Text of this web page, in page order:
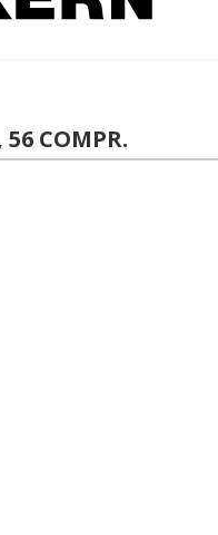
COMPR.